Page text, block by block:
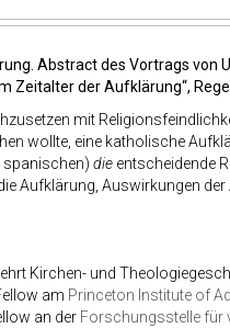
Abstract des Vortrags von
Zeitalter der Aufklärung“,
mit
wollte, eine katholische
spanischen) dieentscheidende
Aufklärung, Auswirkungen
Kirchen- und
am Princeton Institute of
an der Forschungsstelle für